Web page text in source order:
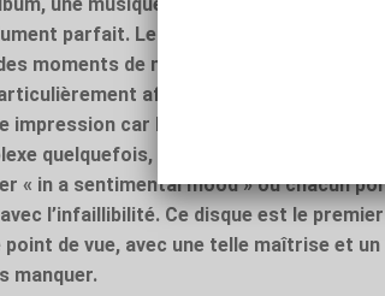
parfait. Le swing discret porte
moments de musicalité intenses.
affûté et l’impression de
impression car la musique coule
quelquefois, mais toujours
« in a sentimental mood » où chacun
l’infaillibilité. Ce disque est le
de vue, avec une telle maîtrise et
manquer.